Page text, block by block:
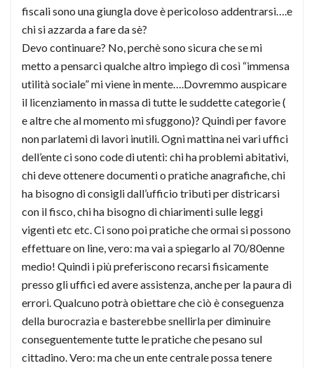
fiscali sono una giungla dove è pericoloso addentrarsi….e
chi si azzarda a fare da sè?
Devo continuare? No, perchè sono sicura che se mi
metto a pensarci qualche altro impiego di così “immensa
utilità sociale” mi viene in mente….Dovremmo auspicare
il licenziamento in massa di tutte le suddette categorie (
e altre che al momento mi sfuggono)? Quindi per favore
non parlatemi di lavori inutili. Ogni mattina nei vari uffici
dell’ente ci sono code di utenti: chi ha problemi abitativi,
chi deve ottenere documenti o pratiche anagrafiche, chi
ha bisogno di consigli dall’ufficio tributi per districarsi
con il fisco, chi ha bisogno di chiarimenti sulle leggi
vigenti etc etc. Ci sono poi pratiche che ormai si possono
effettuare on line, vero: ma vai a spiegarlo al 70/80enne
medio! Quindi i più preferiscono recarsi fisicamente
presso gli uffici ed avere assistenza, anche per la paura di
errori. Qualcuno potrà obiettare che ciò è conseguenza
della burocrazia e basterebbe snellirla per diminuire
conseguentemente tutte le pratiche che pesano sul
cittadino. Vero: ma che un ente centrale possa tenere